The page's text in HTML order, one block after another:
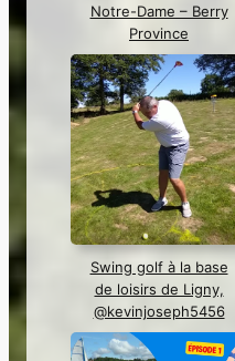
Notre-Dame – Berry
Province
Swing golf à la base
de loisirs de Ligny,
@kevinjoseph5456